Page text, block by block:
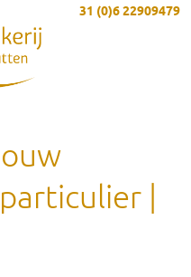
|
31 (0)6 22909479